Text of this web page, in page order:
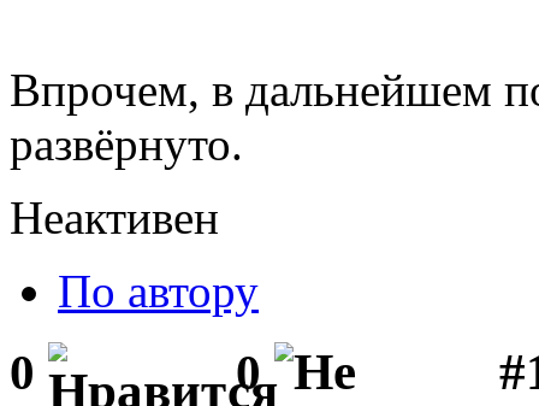
Впрочем, в дальнейшем
развёрнуто.
Неактивен
По автору
0 0